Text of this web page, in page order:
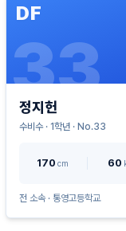
DF
33
정지헌
수비수· 1학년 · No.33
170 cm 60
전 소속 · 통영고등학교